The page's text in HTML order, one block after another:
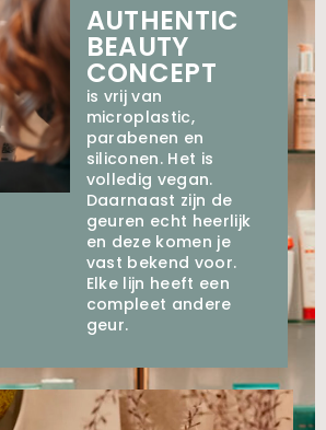
AUTHENTIC
BEAUTY
CONCEPT
is vrij van
microplastic,
parabenen en
siliconen. Het is
volledig vegan.
Daarnaast zijn de
geuren echt heerlijk
en deze komen je
vast bekend voor.
Elke lijn heeft een
compleet andere
geur.⁠